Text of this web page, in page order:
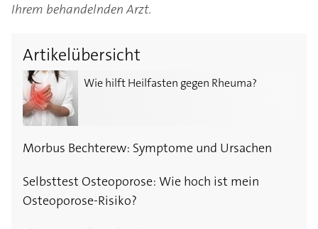
Ihrem behandelnden Arzt.
Artikelübersicht
Wie hilft Heilfasten gegen Rheuma?
Wie hilft Heilfasten gegen Rheuma?
Morbus Bechterew: Symptome und Ursachen
Selbsttest Osteoporose: Wie hoch ist mein
Osteoporose-Risiko?